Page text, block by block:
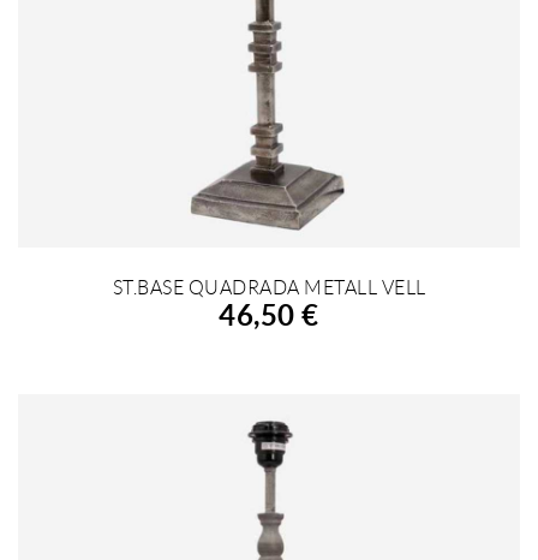
AFEGIR A LA COMPRA
ST.BASE QUADRADA METALL VELL
46,50 €